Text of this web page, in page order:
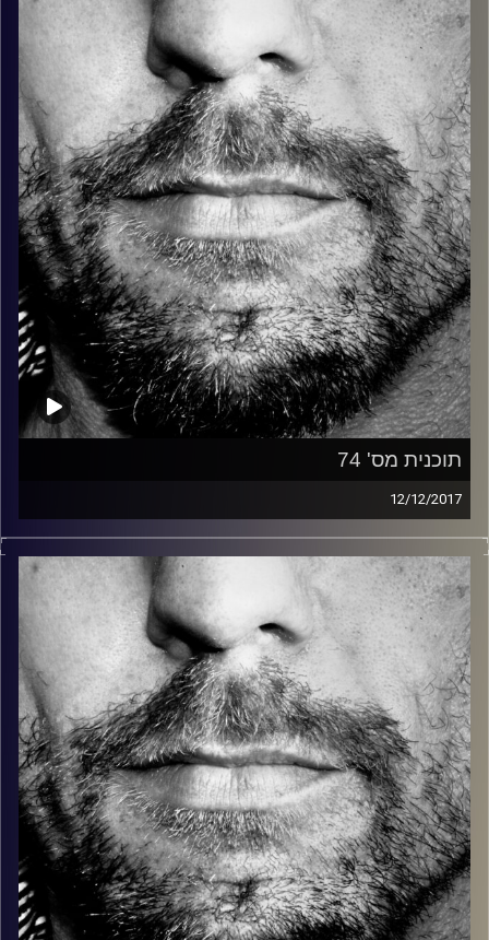
כל מה שחי, אמיתי ונושם.
עם שמוליק רגב.
קרדיט תמונות: David Goehring
תוכנית מס' 74
12/12/2017
זיפים, מוזיקה מחוספסת של הופעות חיות. הרבה ג'אם, רוק,
בלוז, bluegrass, ג'אז, Fאנק, פרוגרסיב ואפילו אלקטרוניקה.
כל מה שחי, אמיתי ונושם.
עם שמוליק רגב.
קרדיט תמונות: David Goehring